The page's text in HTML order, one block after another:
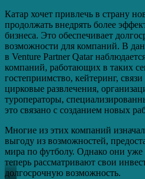
Катар хочет привлечь в страну
продолжать внедрять более
бизнеса. Это обеспечивает
возможности для компаний. В
в Venture Partner Qatar
компаний, работающих в таких
гостеприимство, кейтеринг,
цирковые развлечения,
туроператоры,
это связано с созданием новых
Многие из этих компаний
выгоду из возможностей,
мира по футболу. Однако они уже
теперь рассматривают свои
долгосрочную возможность.